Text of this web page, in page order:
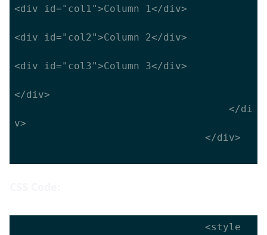
<div id="col1">Column 1</div>
<div id="col2">Column 2</div>
<div id="col3">Column 3</div>
</div>
v>